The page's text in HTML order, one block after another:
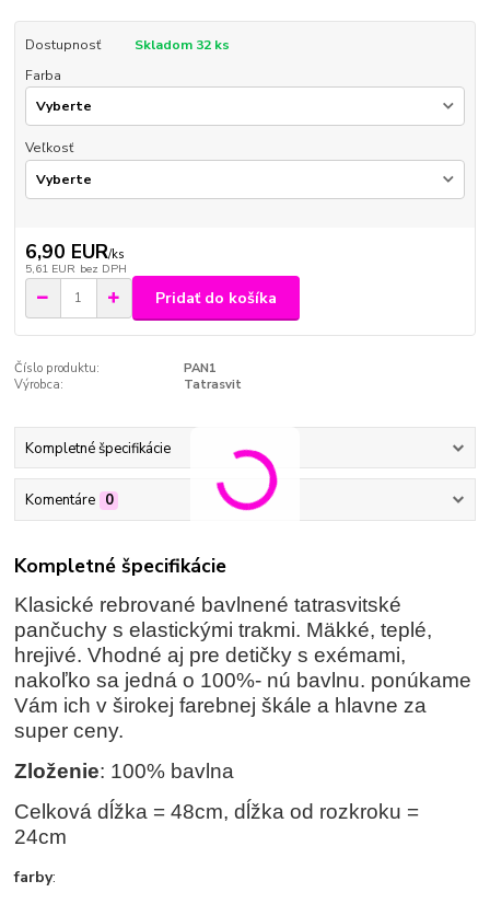
Dostupnosť
Skladom 32 ks
Farba
Veľkosť
6,90 EUR/ks
5,61 EUR bez DPH
Pridať do košíka
Číslo produktu:
PAN1
Výrobca:
Tatrasvit
Kompletné špecifikácie
Komentáre 0
Kompletné špecifikácie
Klasické rebrované bavlnené tatrasvitské
pančuchy s elastickými trakmi. Mäkké, teplé,
hrejivé. Vhodné aj pre detičky s exémami,
nakoľko sa jedná o 100%- nú bavlnu. ponúkame
Vám ich v širokej farebnej škále a hlavne za
super ceny.
Zloženie: 100% bavlna
Celková dĺžka = 48cm, dĺžka od rozkroku =
24cm
farby: